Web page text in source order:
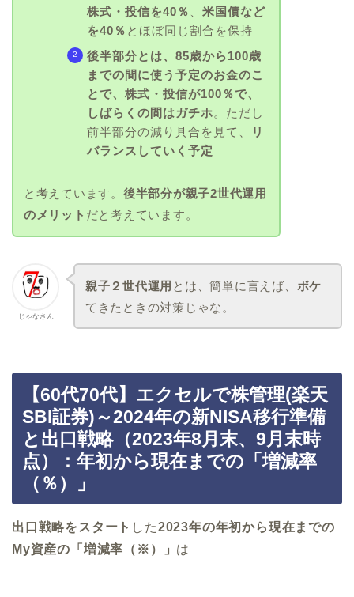
株式・投信を40％
米国債など
を40％ とほぼ同じ割合を保持
後半部分とは、85歳から100歳
までの間に使う予定のお金のこ
とで、株式・投信が100％で、
しばらくの間はガチホ。ただし
前半部分の減り具合を見て、
リ
バランスしていく予定
と考えています。 後半部分が親子2世代運用
のメリット だと考えています。
じゃなさん
親子２世代運用 とは、簡単に言えば、 ボケ
てきたときの対策じゃな。
【60代70代】エクセルで株管理(楽天
SBI証券)～2024年の新NISA移行準備
と出口戦略（2023年8月末、9月末時
点）：年初から現在までの「増減率
（％）」
出口戦略をスタート した2023年の年初から現在までの
My資産の「増減率（※）」 は